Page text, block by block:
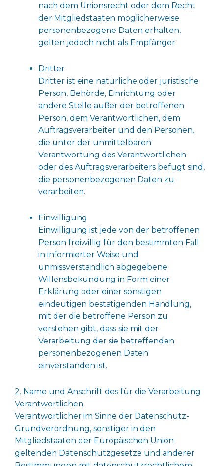
nach dem Unionsrecht oder dem Recht
der Mitgliedstaaten möglicherweise
personenbezogene Daten erhalten,
gelten jedoch nicht als Empfänger.
Dritter
Dritter ist eine natürliche oder juristische
Person, Behörde, Einrichtung oder
andere Stelle außer der betroffenen
Person, dem Verantwortlichen, dem
Auftragsverarbeiter und den Personen,
die unter der unmittelbaren
Verantwortung des Verantwortlichen
oder des Auftragsverarbeiters befugt sind,
die personenbezogenen Daten zu
verarbeiten.
Einwilligung
Einwilligung ist jede von der betroffenen
Person freiwillig für den bestimmten Fall
in informierter Weise und
unmissverständlich abgegebene
Willensbekundung in Form einer
Erklärung oder einer sonstigen
eindeutigen bestätigenden Handlung,
mit der die betroffene Person zu
verstehen gibt, dass sie mit der
Verarbeitung der sie betreffenden
personenbezogenen Daten
einverstanden ist.
2. Name und Anschrift des für die Verarbeitung
Verantwortlichen
Verantwortlicher im Sinne der Datenschutz-
Grundverordnung, sonstiger in den
Mitgliedstaaten der Europäischen Union
geltenden Datenschutzgesetze und anderer